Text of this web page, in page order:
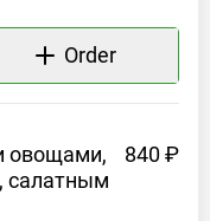
Order
овощами,
салатным
840 ₽